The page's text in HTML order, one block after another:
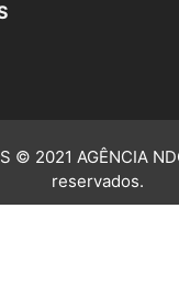
© 2021 AGÊNCIA
reservados.